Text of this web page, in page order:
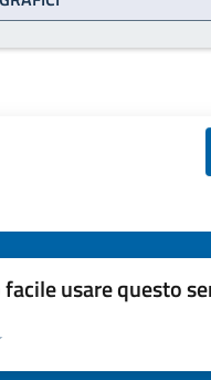
usare questo
pagina
5 stelle su 5
stelle su 5
su 5
5